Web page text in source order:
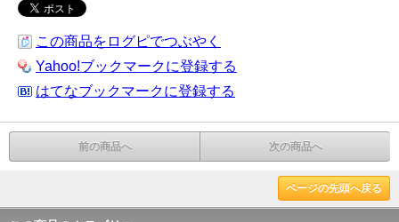
この商品をログピでつぶやく
Yahoo!ブックマークに登録する
はてなブックマークに登録する
前の商品へ 次の商品へ
ページの先頭へ戻る